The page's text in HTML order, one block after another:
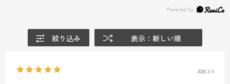
絞り込み 表示：新しい順
2026.3.9